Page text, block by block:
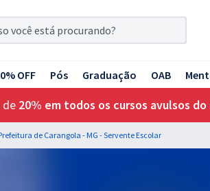
OFF Pós Graduação OAB
de 20% em todos os cursos avulsos do
de Carangola - MG - Servente Escolar